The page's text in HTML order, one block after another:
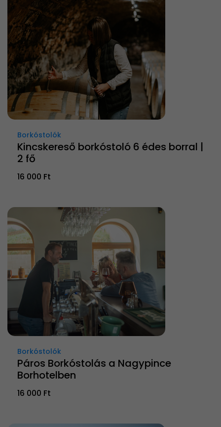
Borkóstolók
Kincskereső borkóstoló 6 édes borral |
2 fő
16 000 Ft
Borkóstolók
Páros Borkóstolás a Nagypince
Borhotelben
16 000 Ft